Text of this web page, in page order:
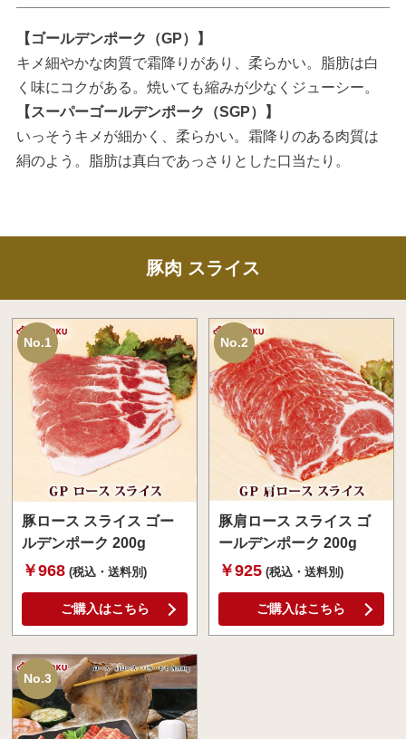
【ゴールデンポーク（GP）】
キメ細やかな肉質で霜降りがあり、柔らかい。脂肪は白
く味にコクがある。焼いても縮みが少なくジューシー。
【スーパーゴールデンポーク（SGP）】
いっそうキメが細かく、柔らかい。霜降りのある肉質は
絹のよう。脂肪は真白であっさりとした口当たり。
豚肉 スライス
No.1
豚ロース スライス ゴー
ルデンポーク 200g
￥968 (税込・送料別)
ご購入はこちら
No.2
豚肩ロース スライス ゴ
ールデンポーク 200g
￥925 (税込・送料別)
ご購入はこちら
No.3